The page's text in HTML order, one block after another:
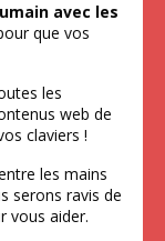
avec les
que vos
les
web de
claviers !
les mains
serons ravis de
vous aider.